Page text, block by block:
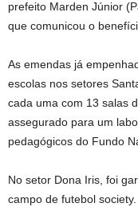
prefeito Marden Júnior
que comunicou o
As emendas já
escolas nos setores
cada uma com 13 salas
assegurado para um
pedagógicos do Fundo
No setor Dona Iris, foi
campo de futebol